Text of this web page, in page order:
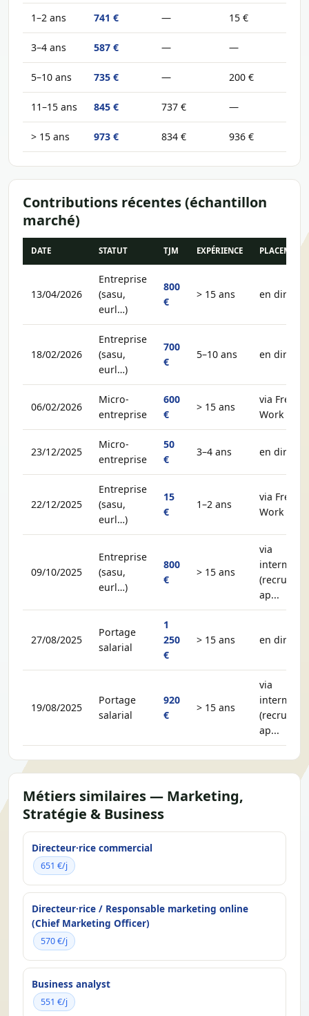
1–2 ans 741 € — 15 €
3–4 ans 587 € — —
5–10 ans 735 € — 200 €
11–15 ans 845 € 737 € —
> 15 ans 973 € 834 € 936 €
Contributions récentes (échantillon
marché)
DATE STATUT TJM EXPÉRIENCE PLACEMENT
13/04/2026
Entreprise
(sasu,
eurl…)
800
€
> 15 ans en direct
18/02/2026
Entreprise
(sasu,
eurl…)
700
€
5–10 ans en direct
06/02/2026
Micro-
entreprise
600
€
> 15 ans
via Free-
Work
23/12/2025
Micro-
entreprise
50
€
3–4 ans en direct
22/12/2025
Entreprise
(sasu,
eurl…)
15
€
1–2 ans
via Free-
Work
09/10/2025
Entreprise
(sasu,
eurl…)
800
€
> 15 ans
via
(recruteur,
ap...
27/08/2025
Portage
salarial
1
250
€
> 15 ans en direct
19/08/2025
Portage
salarial
920
€
> 15 ans
via
(recruteur,
ap...
Métiers similaires — Marketing,
Stratégie & Business
Directeur·rice commercial
651 €/j
Directeur·rice / Responsable marketing online
(Chief Marketing Officer)
570 €/j
Business analyst
551 €/j